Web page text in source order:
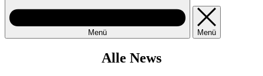
Menü Menü
Alle News